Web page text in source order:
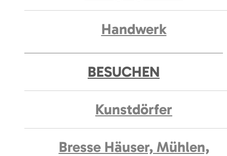
Handwerk
BESUCHEN
Kunstdörfer
Bresse Häuser, Mühlen,